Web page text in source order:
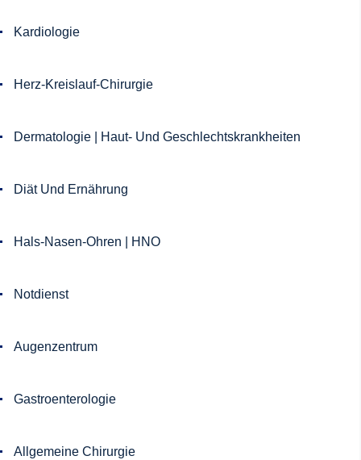
Kardiologie
Herz-Kreislauf-Chirurgie
Dermatologie | Haut- Und Geschlechtskrankheiten
Diät Und Ernährung
Hals-Nasen-Ohren | HNO
Notdienst
Augenzentrum
Gastroenterologie
Allgemeine Chirurgie